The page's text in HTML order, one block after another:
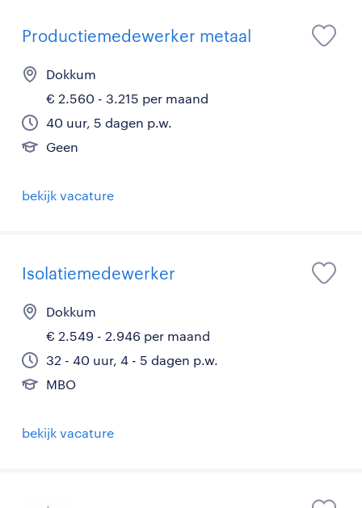
Productiemedewerker metaal
Dokkum
€ 2.560 - 3.215 per maand
40 uur, 5 dagen p.w.
Geen
bekijk vacature
Isolatiemedewerker
Dokkum
€ 2.549 - 2.946 per maand
32 - 40 uur, 4 - 5 dagen p.w.
MBO
bekijk vacature